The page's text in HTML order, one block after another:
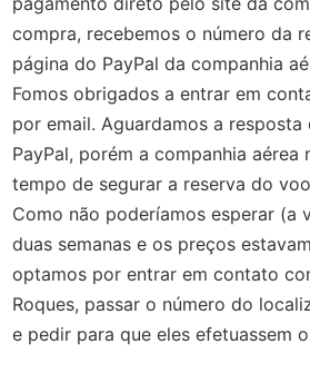
compra, recebemos o número da
página do PayPal da companhia
Fomos obrigados a entrar em
por email. Aguardamos a
PayPal, porém a companhia aérea
tempo de segurar a reserva do
Como não poderíamos esperar (a
duas semanas e os preços
optamos por entrar em contato
Roques, passar o número do
e pedir para que eles efetuassem